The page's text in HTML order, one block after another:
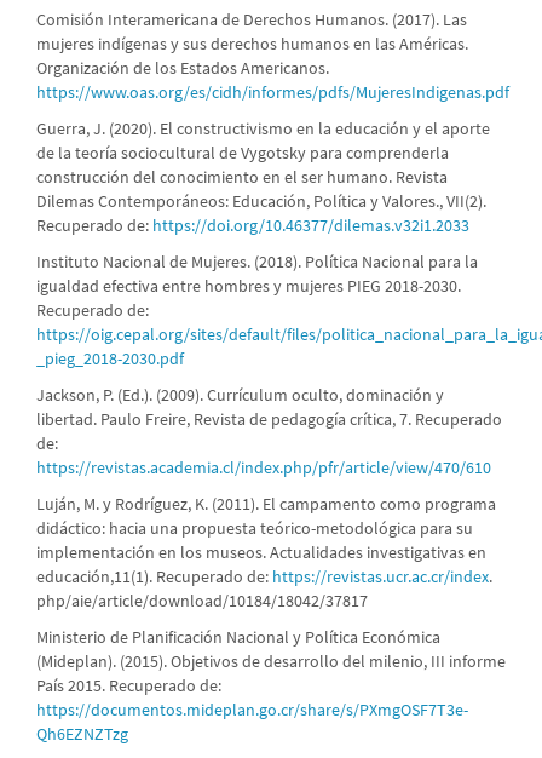
Comisión Interamericana de Derechos Humanos. (2017). Las
mujeres indígenas y sus derechos humanos en las Américas.
Organización de los Estados Americanos.
https://www.oas.org/es/cidh/informes/pdfs/MujeresIndigenas.pdf
Guerra, J. (2020). El constructivismo en la educación y el aporte
de la teoría sociocultural de Vygotsky para comprenderla
construcción del conocimiento en el ser humano. Revista
Dilemas Contemporáneos: Educación, Política y Valores., VII(2).
Recuperado de: https://doi.org/10.46377/dilemas.v32i1.2033
Instituto Nacional de Mujeres. (2018). Política Nacional para la
igualdad efectiva entre hombres y mujeres PIEG 2018-2030.
Recuperado de:
https://oig.cepal.org/sites/default/files/
_pieg_2018-2030.pdf
Jackson, P. (Ed.). (2009). Currículum oculto, dominación y
libertad. Paulo Freire, Revista de pedagogía crítica, 7. Recuperado
de:
https://revistas.academia.cl/index.php/pfr/article/view/470/610
Luján, M. y Rodríguez, K. (2011). El campamento como programa
didáctico: hacia una propuesta teórico-metodológica para su
implementación en los museos. Actualidades investigativas en
educación,11(1). Recuperado de: https://revistas.ucr.ac.cr/index.
php/aie/article/download/10184/18042/37817
Ministerio de Planificación Nacional y Política Económica
(Mideplan). (2015). Objetivos de desarrollo del milenio, III informe
País 2015. Recuperado de:
https://documentos.mideplan.go.cr/share/s/PXmgOSF7T3e-
Qh6EZNZTzg